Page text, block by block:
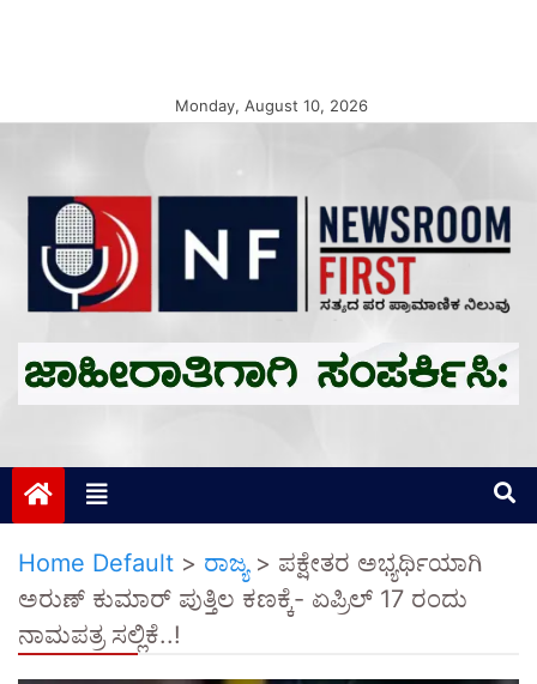
Monday, August 10, 2026
Newsroom First
Home Default > ರಾಜ್ಯ> ಪಕ್ಷೇತರ ಅಭ್ಯರ್ಥಿಯಾಗಿ
ಅರುಣ್ ಕುಮಾರ್ ಪುತ್ತಿಲ ಕಣಕ್ಕೆ- ಏಪ್ರಿಲ್ 17 ರಂದು
ನಾಮಪತ್ರ ಸಲ್ಲಿಕೆ..!